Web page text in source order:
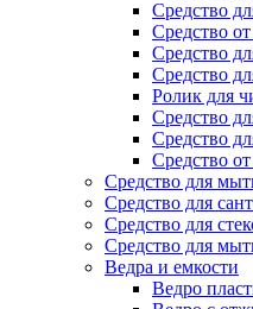
Средство
Средство
Средство
Средство
Ролик для
Средство
Средство
Средство
Средство для
Средство для
Средство для
Средство для
Ведра и емкости
Ведро